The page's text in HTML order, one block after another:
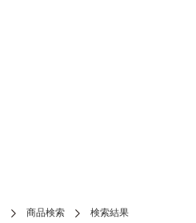
商品検索 検索結果